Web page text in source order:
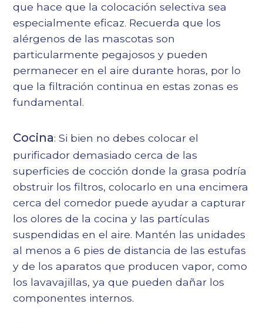
que hace que la colocación selectiva sea
especialmente eficaz. Recuerda que los
alérgenos de las mascotas son
particularmente pegajosos y pueden
permanecer en el aire durante horas, por lo
que la filtración continua en estas zonas es
fundamental.
Cocina: Si bien no debes colocar el
purificador demasiado cerca de las
superficies de cocción donde la grasa podría
obstruir los filtros, colocarlo en una encimera
cerca del comedor puede ayudar a capturar
los olores de la cocina y las partículas
suspendidas en el aire. Mantén las unidades
al menos a 6 pies de distancia de las estufas
y de los aparatos que producen vapor, como
los lavavajillas, ya que pueden dañar los
componentes internos.